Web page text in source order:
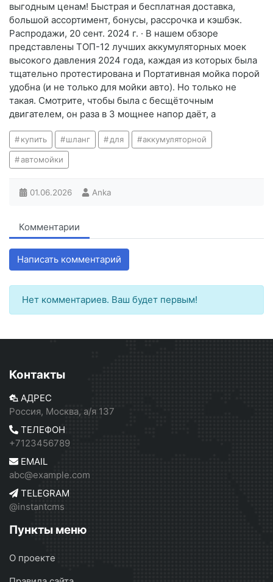
выгодным ценам! Быстрая и бесплатная доставка,
большой ассортимент, бонусы, рассрочка и кэшбэк.
Распродажи, 20 сент. 2024 г. · В нашем обзоре
представлены ТОП-12 лучших аккумуляторных моек
высокого давления 2024 года, каждая из которых была
тщательно протестирована и Портативная мойка порой
удобна (и не только для мойки авто). Но только не
такая. Смотрите, чтобы была с бесщёточным
двигателем, он раза в 3 мощнее напор даёт, а
купить шланг для аккумуляторной
автомойки
01.06.2026 Anka
Комментарии
Написать комментарий
Нет комментариев. Ваш будет первым!
Контакты
АДРЕС
Россия, Москва, а/я 137
ТЕЛЕФОН
+7123456789
EMAIL
abc@example.com
TELEGRAM
@instantcms
Пункты меню
О проекте